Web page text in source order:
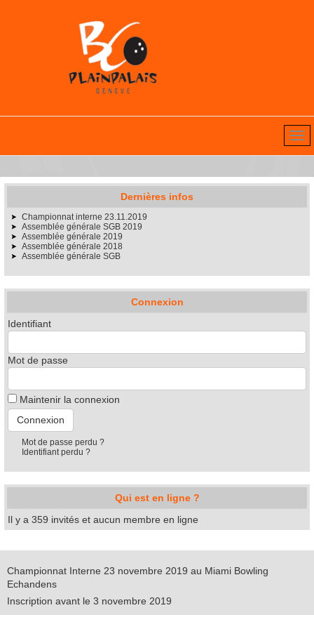
Dernières infos
Championnat interne 23.11.2019
Assemblée générale SGB 2019
Assemblée générale 2019
Assemblée générale 2018
Assemblée générale SGB
Connexion
Identifiant
Mot de passe
Maintenir la connexion
Mot de passe perdu ?
Identifiant perdu ?
Qui est en ligne ?
Il y a 359 invités et aucun membre en ligne
Championnat Interne 23 novembre 2019 au Miami Bowling
Echandens
Inscription avant le 3 novembre 2019